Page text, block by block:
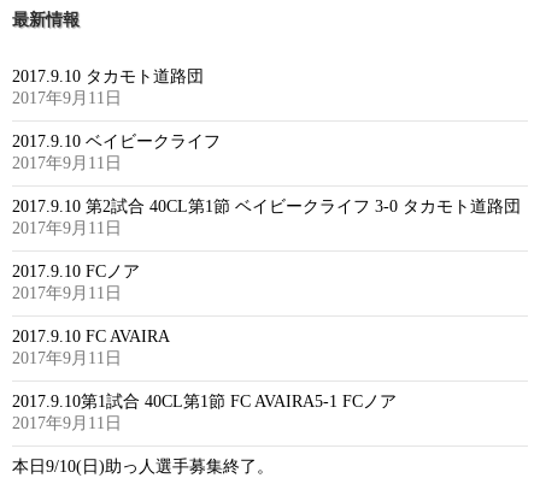
最新情報
2017.9.10 タカモト道路団
2017年9月11日
2017.9.10 ベイビークライフ
2017年9月11日
2017.9.10 第2試合 40CL第1節 ベイビークライフ 3-0 タカモト道路団
2017年9月11日
2017.9.10 FCノア
2017年9月11日
2017.9.10 FC AVAIRA
2017年9月11日
2017.9.10第1試合 40CL第1節 FC AVAIRA5-1 FCノア
2017年9月11日
本日9/10(日)助っ人選手募集終了。